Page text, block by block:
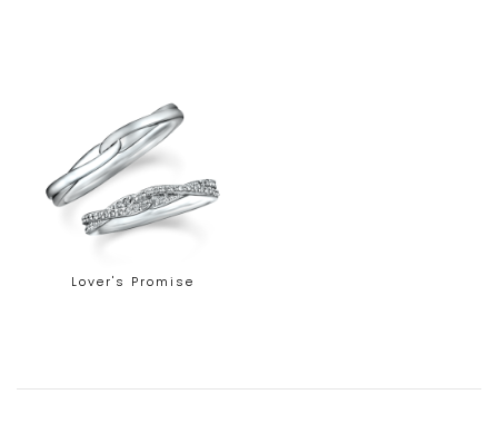
Lover's Promise